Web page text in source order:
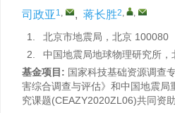
司政亚 1, , 蒋长胜2, ,
1.
北京市地震局，北京 100080
2.
中国地震局地球物理研究所，
基金项目: 国家科技基础资源调查
害综合调查与评估》和中国地震局
究课题(CEAZY2020ZL06)共同资助